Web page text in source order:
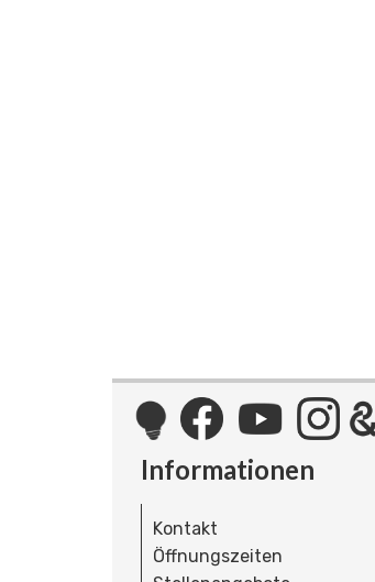
Informationen
Kontakt
Öffnungszeiten